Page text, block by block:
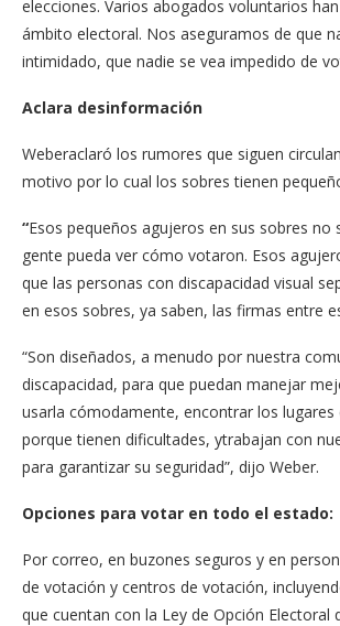
elecciones. Varios abogados voluntarios
ámbito electoral. Nos aseguramos de que
intimidado, que nadie se vea impedido de
Aclara desinformación
Weberaclaró los rumores que siguen
motivo por lo cual los sobres tienen
“Esos pequeños agujeros en sus sobres no
gente pueda ver cómo votaron. Esos
que las personas con discapacidad visual
en esos sobres, ya saben, las firmas entre
“Son diseñados, a menudo por nuestra
discapacidad, para que puedan manejar
usarla cómodamente, encontrar los lugares
porque tienen dificultades, ytrabajan con
para garantizar su seguridad”, dijo Weber.
Opciones para votar en todo el estado:
​Por correo, en buzones seguros y en
de votación y centros de votación,
que cuentan con la Ley de Opción Electoral